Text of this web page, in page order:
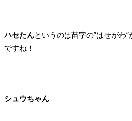
ハセたんというのは苗字の”はせがわ
ですね！
シュウちゃん